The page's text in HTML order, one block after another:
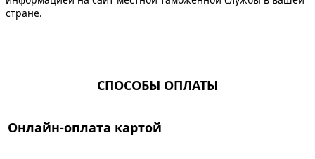
стране.
СПОСОБЫ ОПЛАТЫ
Онлайн-оплата картой